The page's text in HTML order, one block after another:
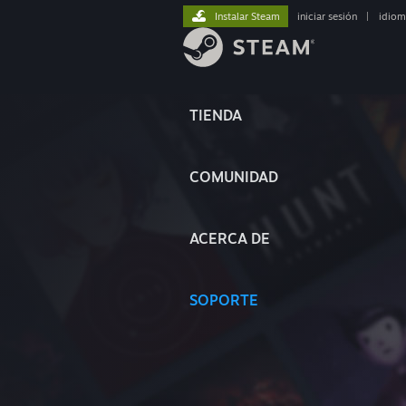
TIENDA
COMUNIDAD
ACERCA DE
SOPORTE
Instalar Steam iniciar sesión